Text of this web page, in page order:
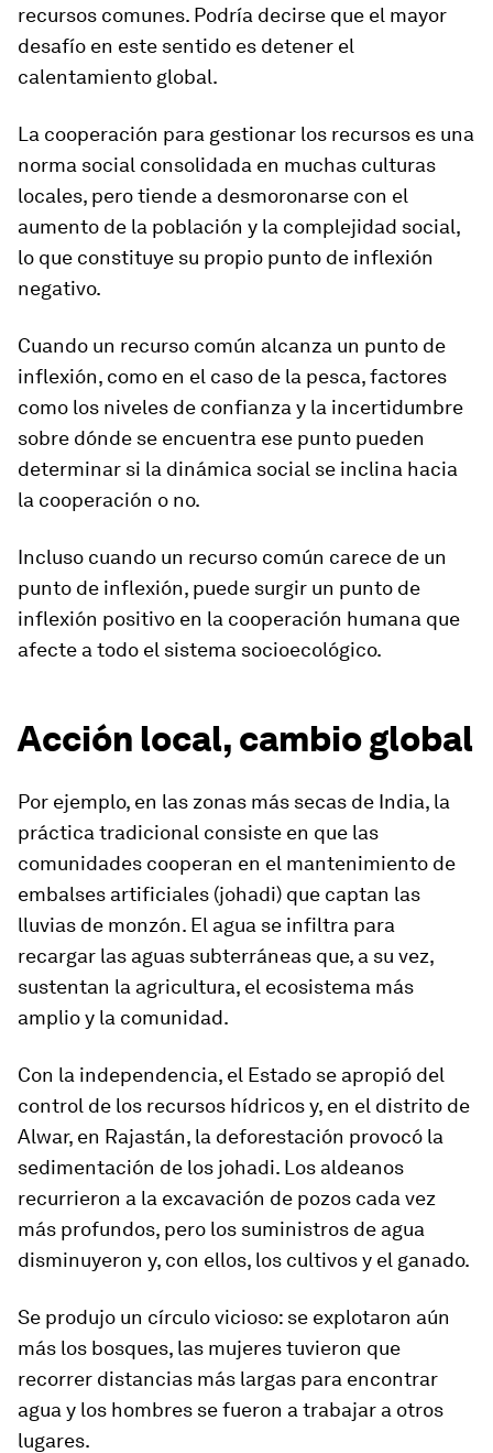
recursos comunes. Podría decirse que el mayor
desafío en este sentido es detener el
calentamiento global.
La cooperación para gestionar los recursos es una
norma social consolidada en muchas culturas
locales, pero tiende a desmoronarse con el
aumento de la población y la complejidad social,
lo que constituye su propio punto de inflexión
negativo.
Cuando un recurso común alcanza un punto de
inflexión, como en el caso de la pesca, factores
como los niveles de confianza y la incertidumbre
sobre dónde se encuentra ese punto pueden
determinar si la dinámica social se inclina hacia
la cooperación o no.
Incluso cuando un recurso común carece de un
punto de inflexión, puede surgir un punto de
inflexión positivo en la cooperación humana que
afecte a todo el sistema socioecológico.
Acción local, cambio global
Por ejemplo, en las zonas más secas de India, la
práctica tradicional consiste en que las
comunidades cooperan en el mantenimiento de
embalses artificiales (johadi) que captan las
lluvias de monzón. El agua se infiltra para
recargar las aguas subterráneas que, a su vez,
sustentan la agricultura, el ecosistema más
amplio y la comunidad.
Con la independencia, el Estado se apropió del
control de los recursos hídricos y, en el distrito de
Alwar, en Rajastán, la deforestación provocó la
sedimentación de los johadi. Los aldeanos
recurrieron a la excavación de pozos cada vez
más profundos, pero los suministros de agua
disminuyeron y, con ellos, los cultivos y el ganado.
Se produjo un círculo vicioso: se explotaron aún
más los bosques, las mujeres tuvieron que
recorrer distancias más largas para encontrar
agua y los hombres se fueron a trabajar a otros
lugares.